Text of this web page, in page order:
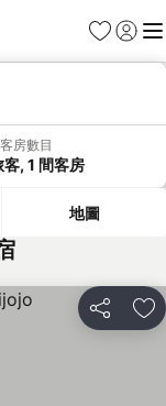
收藏夾
登入 選
房數目
, 1 間客房
地圖
分享 放